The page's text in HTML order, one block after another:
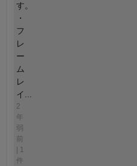
す。
・
フ
レ
ー
ム
レ
イ...
2
年
弱
前
| 1
件